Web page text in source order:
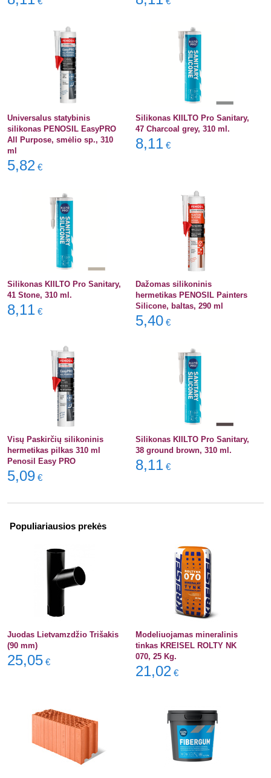
Universalus statybinis
silikonas PENOSIL EasyPRO
All Purpose, smėlio sp., 310
ml
5,82 €
Silikonas KIILTO Pro Sanitary,
47 Charcoal grey, 310 ml.
8,11 €
Silikonas KIILTO Pro Sanitary,
41 Stone, 310 ml.
8,11 €
Dažomas silikoninis
hermetikas PENOSIL Painters
Silicone, baltas, 290 ml
5,40 €
Visų Paskirčių silikoninis
hermetikas pilkas 310 ml
Penosil Easy PRO
5,09 €
Silikonas KIILTO Pro Sanitary,
38 ground brown, 310 ml.
8,11 €
Populiariausios prekės
Juodas Lietvamzdžio Trišakis
(90 mm)
25,05 €
Modeliuojamas mineralinis
tinkas KREISEL ROLTY NK
070, 25 Kg.
21,02 €